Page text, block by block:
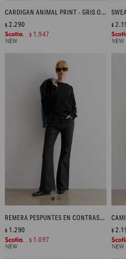
CARDIGAN ANIMAL PRINT - GRIS OSCURO
$ 2.290
$ 1.947
$
REMERA PESPUNTES EN CONTRASTE - NEGRO
$ 1.290
$ 1.097
$